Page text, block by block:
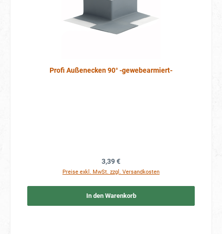
Profi Außenecken 90° -gewebearmiert-
Regulärer Preis:
3,39 €
Preise exkl. MwSt. zzgl. Versandkosten
In den Warenkorb